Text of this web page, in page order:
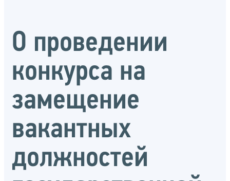
О проведении
конкурса на
замещение
вакантных
должностей